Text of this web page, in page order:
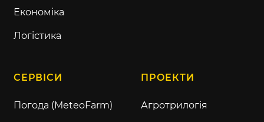
Економіка
Логістика
СЕРВІСИ
Погода (MeteoFarm)
ПРОЕКТИ
Агротрилогія